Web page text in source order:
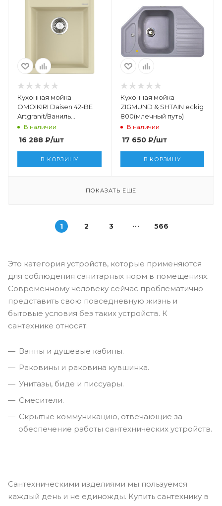
Кухонная мойка
OMOIKIRI Daisen 42-BE
Artgranit/Ваниль
(4993600)
В наличии
16 288 ₽/шт
В КОРЗИНУ
Кухонная мойка
ZIGMUND & SHTAIN eckig
800(млечный путь)
В наличии
17 650₽/шт
В КОРЗИНУ
ПОКАЗАТЬ ЕЩЕ
1 2 3 566
Это категория устройств, которые применяются
для соблюдения санитарных норм в помещениях.
Современному человеку сейчас проблематично
представить свою повседневную жизнь и
бытовые условия без таких устройств. К
сантехнике относят:
Ванны и душевые кабины.
Раковины и раковина кувшинка.
Унитазы, биде и писсуары.
Смесители.
Скрытые коммуникацию, отвечающие за
обеспечение работы сантехнических устройств.
Сантехническими изделиями мы пользуемся
каждый день и не единожды. Купить сантехнику в